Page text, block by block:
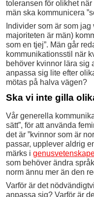
toleransen för olikhet
män ska kommunicera
Individer som är som
majoriteten är män)
som en tjej”. Män går
kommunikationsstil när
behöver kvinnor lära sig
anpassa sig lite efter
mötas på halva vägen?
Ska vi inte gilla
Vår generella
sätt”, för att använda
det är ”kvinnor som är
passar, upplever aldrig
märks i
som behöver ändra
norm ännu mer än den
Varför är det
anpassa sig? Varför är